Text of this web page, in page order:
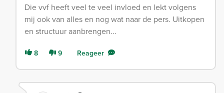
Die vvf heeft veel te veel invloed en lekt volgens
mij ook van alles en nog wat naar de pers. Uitkopen
en structuur aanbrengen...
8 9 Reageer